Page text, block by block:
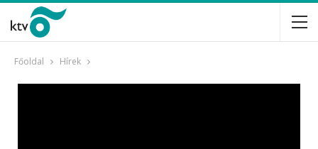
Főoldal Hírek